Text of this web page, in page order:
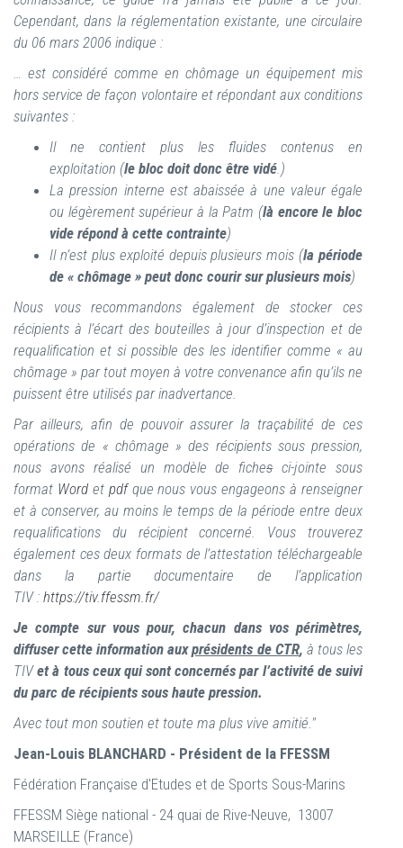
Cependant, dans la réglementation existante, une circulaire
du 06 mars 2006 indique :
… est considéré comme en chômage un équipement mis
hors service de façon volontaire et répondant aux conditions
suivantes :
Il ne contient plus les fluides contenus en
exploitation (le bloc doit donc être vidé .)
La pression interne est abaissée à une valeur égale
ou légèrement supérieur à la Patm (là encore le bloc
vide répond à cette contrainte)
Il n’est plus exploité depuis plusieurs mois (la période
de « chômage » peut donc courir sur plusieurs mois)
Nous vous recommandons également de stocker ces
récipients à l’écart des bouteilles à jour d’inspection et de
requalification et si possible des les identifier comme « au
chômage » par tout moyen à votre convenance afin qu’ils ne
puissent être utilisés par inadvertance.
Par ailleurs, afin de pouvoir assurer la traçabilité de ces
opérations de « chômage » des récipients sous pression,
nous avons réalisé un modèle de fichesci-jointe sous
format Word et pdfque nous vous engageons à renseigner
et à conserver, au moins le temps de la période entre deux
requalifications du récipient concerné. Vous trouverez
également ces deux formats de l’attestation téléchargeable
dans la partie documentaire de l’application
TIV : https://tiv.ffessm.fr/
Je compte sur vous pour, chacun dans vos périmètres,
diffuser cette information auxprésidents de CTR, à tous les
TIVet à tous ceux qui sont concernés par l’activité de suivi
du parc de récipients sous haute pression.
Avec tout mon soutien et toute ma plus vive amitié."
Jean-Louis BLANCHARD - Président de la FFESSM
Fédération Française d'Etudes et de Sports Sous-Marins
FFESSM Siège national - 24 quai de Rive-Neuve, 13007
MARSEILLE (France)